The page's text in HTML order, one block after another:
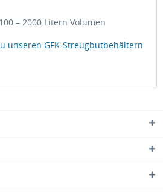
– 2000 Litern Volumen
unseren GFK-Streugbutbehältern